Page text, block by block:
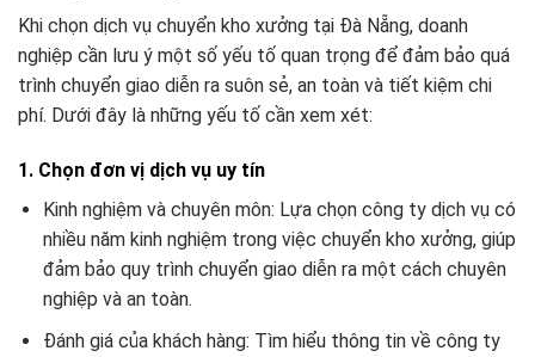
Khi chọn dịch vụ chuyển kho xưởng tại Đà Nẵng, doanh
nghiệp cần lưu ý một số yếu tố quan trọng để đảm bảo quá
trình chuyển giao diễn ra suôn sẻ, an toàn và tiết kiệm chi
phí. Dưới đây là những yếu tố cần xem xét:
1. Chọn đơn vị dịch vụ uy tín
Kinh nghiệm và chuyên môn: Lựa chọn công ty dịch vụ có
nhiều năm kinh nghiệm trong việc chuyển kho xưởng, giúp
đảm bảo quy trình chuyển giao diễn ra một cách chuyên
nghiệp và an toàn.
Đánh giá của khách hàng: Tìm hiểu thông tin về công ty